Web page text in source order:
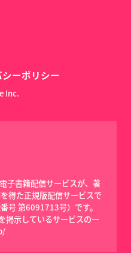
ーポリシー
Inc.
子書籍配信サービスが、著
得た正規版配信サービスで
号 第6091713号）です。
掲示しているサービスの一